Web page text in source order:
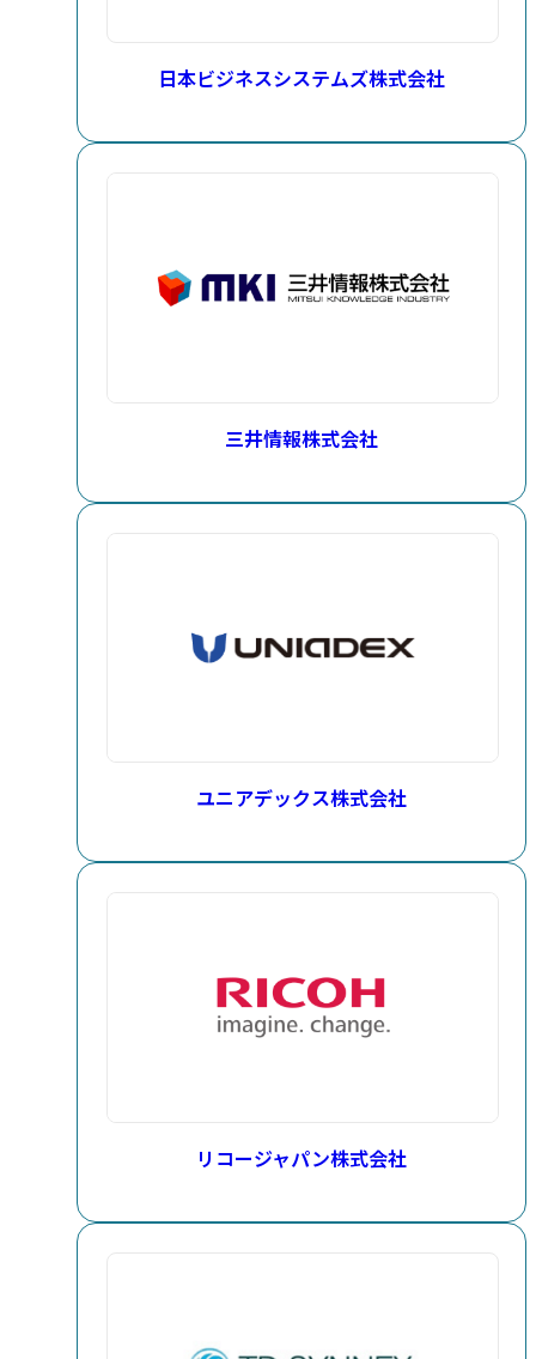
日本ビジネスシステムズ株式会社
三井情報株式会社
ユニアデックス株式会社
リコージャパン株式会社